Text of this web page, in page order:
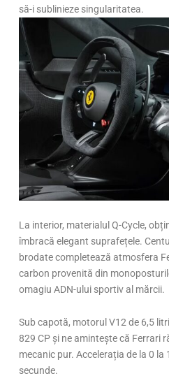
să-i sublinieze singularitatea.
La interior, materialul Q-Cycle,
îmbracă elegant suprafețele.
brodate completează atmosfera
carbon provenită din
omagiu ADN-ului sportiv al mărcii.
Sub capotă, motorul V12 de 6,5
829 CP și ne amintește că Ferrari
mecanic pur. Accelerația de la 0
secunde.